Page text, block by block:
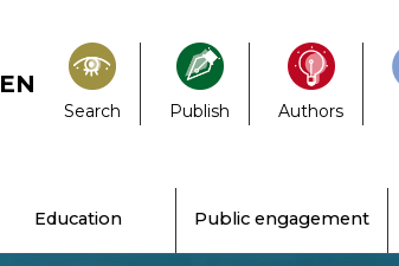
EN
Search Publish Authors
Education Public engagement